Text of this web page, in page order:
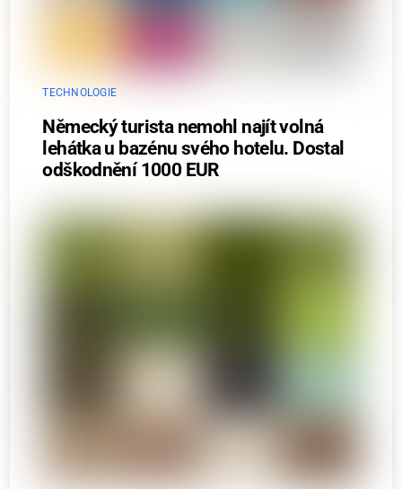
TECHNOLOGIE
Německý turista nemohl najít volná
lehátka u bazénu svého hotelu. Dostal
odškodnění 1000 EUR